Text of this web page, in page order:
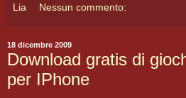
Lia Nessun commento:
18 dicembre 2009
Download gratis di
per IPhone